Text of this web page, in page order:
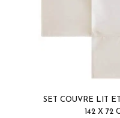
SET COUVRE LIT
142 X 72